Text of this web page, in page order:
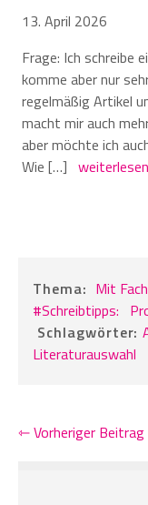
13. April 2026
Frage: Ich schreibe
komme aber nur
regelmäßig Artikel
macht mir auch
aber möchte ich
Wie […] weiterlesen
Thema: Mit
#Schreibtipps:
Schlagwörter:
Literaturauswahl
⇽ Vorheriger Beitrag